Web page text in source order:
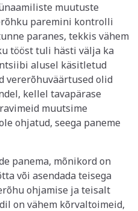
muutuste
paremini kontrolli
paranes, tekkis vähem
tööst tuli hästi välja ka
alusel käsitletud
vererõhuväärtused olid
kellel tavapärase
muutsime
ohjatud, seega paneme
panema, mõnikord on
või asendada teisega
ohjamise ja teisalt
on vähem kõrvaltoimeid,